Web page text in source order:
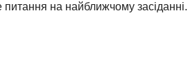
питання на найближчому засіданні.